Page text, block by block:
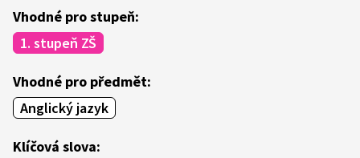
Vhodné pro stupeň:
1. stupeň ZŠ
Vhodné pro předmět:
Anglický jazyk
Klíčová slova: